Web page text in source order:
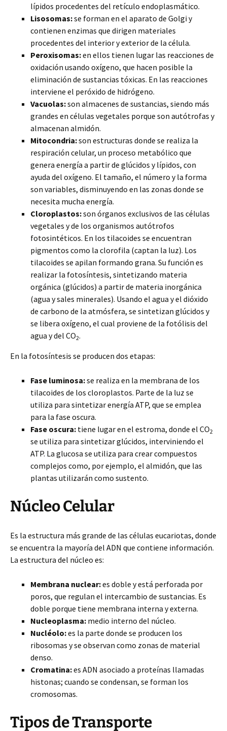
lípidos procedentes del retículo endoplasmático.
Lisosomas:se forman en el aparato de Golgi y
contienen enzimas que dirigen materiales
procedentes del interior y exterior de la célula.
Peroxisomas:en ellos tienen lugar las reacciones de
oxidación usando oxígeno, que hacen posible la
eliminación de sustancias tóxicas. En las reacciones
interviene el peróxido de hidrógeno.
Vacuolas:son almacenes de sustancias, siendo más
grandes en células vegetales porque son autótrofas y
almacenan almidón.
Mitocondria:son estructuras donde se realiza la
respiración celular, un proceso metabólico que
genera energía a partir de glúcidos y lípidos, con
ayuda del oxígeno. El tamaño, el número y la forma
son variables, disminuyendo en las zonas donde se
necesita mucha energía.
Cloroplastos:son órganos exclusivos de las células
vegetales y de los organismos autótrofos
fotosintéticos. En los tilacoides se encuentran
pigmentos como la clorofila (captan la luz). Los
tilacoides se apilan formando grana. Su función es
realizar la fotosíntesis, sintetizando materia
orgánica (glúcidos) a partir de materia inorgánica
(agua y sales minerales). Usando el agua y el dióxido
de carbono de la atmósfera, se sintetizan glúcidos y
se libera oxígeno, el cual proviene de la fotólisis del
agua y del CO2.
En la fotosíntesis se producen dos etapas:
Fase luminosa:se realiza en la membrana de los
tilacoides de los cloroplastos. Parte de la luz se
utiliza para sintetizar energía ATP, que se emplea
para la fase oscura.
Fase oscura: tiene lugar en el estroma, donde el CO2
se utiliza para sintetizar glúcidos, interviniendo el
ATP. La glucosa se utiliza para crear compuestos
complejos como, por ejemplo, el almidón, que las
plantas utilizarán como sustento.
Núcleo Celular
Es la estructura más grande de las células eucariotas, donde
se encuentra la mayoría del ADN que contiene información.
La estructura del núcleo es:
Membrana nuclear:es doble y está perforada por
poros, que regulan el intercambio de sustancias. Es
doble porque tiene membrana interna y externa.
Nucleoplasma: medio interno del núcleo.
Nucléolo:es la parte donde se producen los
ribosomas y se observan como zonas de material
denso.
Cromatina:es ADN asociado a proteínas llamadas
histonas; cuando se condensan, se forman los
cromosomas.
Tipos de Transporte